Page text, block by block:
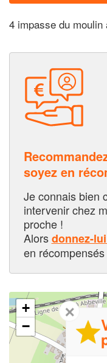
4 impasse du moulin
soyez en
Je connais bien
intervenir chez
proche !
Alorsdonnez-
en récompensés
+
−
✕